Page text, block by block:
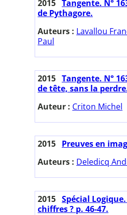
2015 Tangente. N°
de Pythagore.
Auteurs : Lavallou
Paul
2015 Tangente. N°
de tête, sans la
Auteur : Criton Michel
2015 Preuves en
Auteurs : Deledicq
2015 Spécial
chiffres ? p. 46-47.